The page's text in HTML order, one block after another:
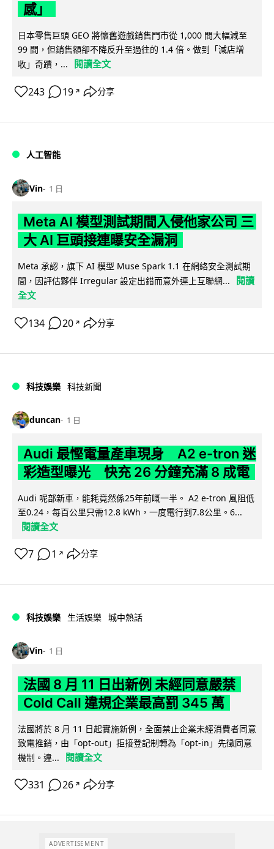
感」
日本零售巨頭 GEO 將懷舊遊戲銷售門市從 1,000 間大幅減至
99 間，但銷售額卻不降反升至過往的 1.4 倍。做到「減店增
收」奇蹟，...
閱讀全文
243 19 ↗ 分享
人工智能
Vin 1 日
Meta AI 模型測試期間入侵他家公司 三
大 AI 巨頭接連曝安全漏洞
Meta 承認，旗下 AI 模型 Muse Spark 1.1 在網絡安全測試期
間，因評估夥伴 Irregular 設定出錯而意外連上互聯網...
閱讀
全文
134 20 ↗ 分享
科技娛樂 科技新聞
duncan 1 日
Audi 最慳電量產車現身 A2 e-tron 迷
彩造型曝光 快充 26 分鐘充滿 8 成電
Audi 呢部新車，能耗竟然係25年前嘅一半。 A2 e-tron 風阻低
至0.24，每百公里只需12.8 kWh，一度電行到7.8公里。6...
閱讀全文
7 1 ↗ 分享
科技娛樂 生活娛樂 城中熱話
Vin 1 日
法國 8 月 11 日出新例 未經同意嚴禁
Cold Call 違規企業最高罰 345 萬
法國將於 8 月 11 日起實施新例，全面禁止企業未經消費者同意
致電推銷，由「opt-out」拒接登記制轉為「opt-in」先徵同意
機制。違...
閱讀全文
331 26 ↗ 分享
ADVERTISEMENT